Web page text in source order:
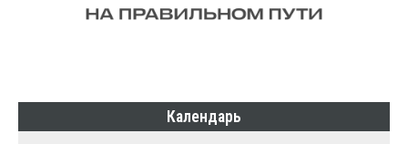
Календарь